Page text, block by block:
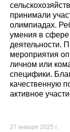
принимали
олимпиадах.
умения в
деятельности.
мероприятия
личном или
специфики.
качественную
активное
27 января 2025 г.